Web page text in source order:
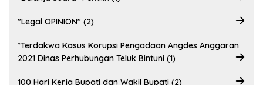
"Legal OPINION" (2)
*Terdakwa Kasus Korupsi Pengadaan Angdes Anggaran
2021 Dinas Perhubungan Teluk Bintuni (1)
100 Hari Kerja Bupati dan Wakil Bupati (2)